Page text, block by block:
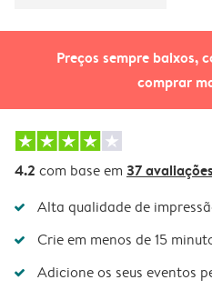
Preços sempre baixos,
comprar
4.2 com base em 37 avaliações
Alta qualidade de
Crie em menos de 15
Adicione os seus eventos